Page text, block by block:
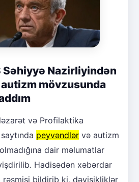
Səhiyyə Nazirliyindən
mövzusunda
və Profilaktika
peyvəndlər və autizm
dair məlumatlar
Hadisədən xəbərdar
rəsmisi bildirib ki, dəyişikliklər